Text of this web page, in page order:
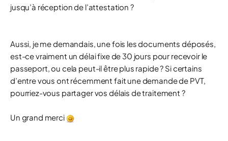
jusqu’à réception de l’attestation ?
Aussi, je me demandais, une fois les documents déposés,
est-ce vraiment un délai fixe de 30 jours pour recevoir le
passeport, ou cela peut-il être plus rapide ? Si certains
d’entre vous ont récemment fait une demande de PVT,
pourriez-vous partager vos délais de traitement ?
Un grand merci